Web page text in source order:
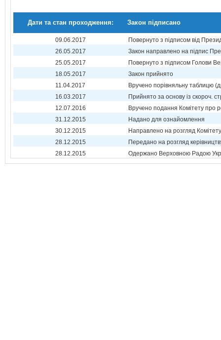
Дати та стан проходження: Закон підписано
09.06.2017
Повернуто з підписом від
26.05.2017
Закон направлено на підпис
25.05.2017
Повернуто з підписом Голови
18.05.2017
Закон прийнято
11.04.2017
Вручено порівняльну таблицю
16.03.2017
Прийнято за основу із скороч.
12.07.2016
Вручено подання Комітету про
31.12.2015
Надано для ознайомлення
30.12.2015
Направлено на розгляд Комітету
28.12.2015
Передано на розгляд
28.12.2015
Одержано Верховною Радою